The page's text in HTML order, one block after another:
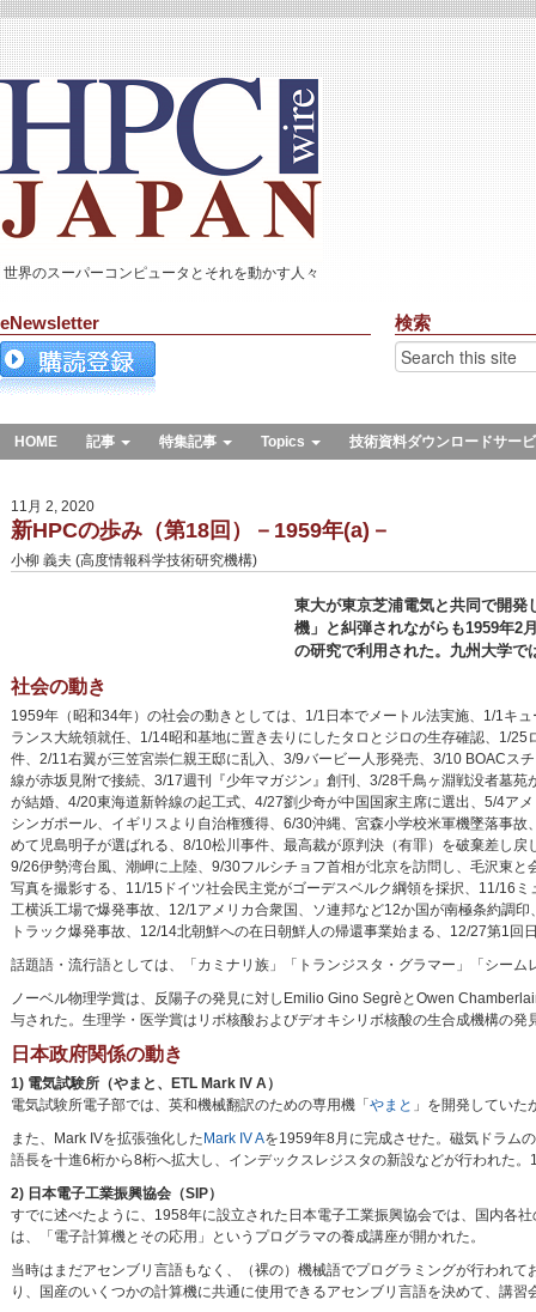
世界のスーパーコンピュータとそれを動かす人々
eNewsletter 検索
HOME 記事 特集記事 Topics 技術資料ダウンロードサー
11月 2, 2020
新HPCの歩み（第18回）－1959年(a)－
小柳 義夫 (高度情報科学技術研究機構)
東大が東京芝浦電気と共同で開発
機」と糾弾されながらも1959年2
の研究で利用された。九州大学で
社会の動き
1959年（昭和34年）の社会の動きとしては、1/1日本でメートル法実施、1/1キ
ランス大統領就任、1/14昭和基地に置き去りにしたタロとジロの生存確認、1/
件、2/11右翼が三笠宮崇仁親王邸に乱入、3/9バービー人形発売、3/10 BOACス
線が赤坂見附で接続、3/17週刊『少年マガジン』創刊、3/28千鳥ヶ淵戦没者墓
が結婚、4/20東海道新幹線の起工式、4/27劉少奇が中国国家主席に選出、5/4ア
シンガポール、イギリスより自治権獲得、6/30沖縄、宮森小学校米軍機墜落事
めて児島明子が選ばれる、8/10松川事件、最高裁が原判決（有罪）を破棄差し
9/26伊勢湾台風、潮岬に上陸、9/30フルシチョフ首相が北京を訪問し、毛沢東
写真を撮影する、11/15ドイツ社会民主党がゴーデスベルク綱領を採択、11/16
工横浜工場で爆発事故、12/1アメリカ合衆国、ソ連邦など12か国が南極条約調
トラック爆発事故、12/14北朝鮮への在日朝鮮人の帰還事業始まる、12/27第1
話題語・流行語としては、「カミナリ族」「トランジスタ・グラマー」「シー
ノーベル物理学賞は、反陽子の発見に対しEmilio Gino SegrèとOwen
与された。生理学・医学賞はリボ核酸およびデオキシリボ核酸の生合成機構の
日本政府関係の動き
1) 電気試験所（やまと、ETL Mark IV A）
電気試験所電子部では、英和機械翻訳のための専用機「 やまと 」を開発してい
また、Mark IVを拡張強化した Mark IV Aを1959年8月に完成させた。磁気ドラム
語長を十進6桁から8桁へ拡大し、インデックスレジスタの新設などが行われた
2) 日本電子工業振興協会（SIP）
すでに述べたように、1958年に設立された日本電子工業振興協会では、国内各
は、「電子計算機とその応用」というプログラマの養成講座が開かれた。
当時はまだアセンブリ言語もなく、（裸の）機械語でプログラミングが行われ
り、国産のいくつかの計算機に共通に使用できるアセンブリ言語を決めて、講